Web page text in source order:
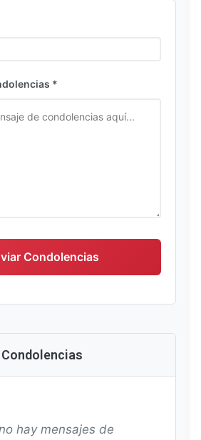
*
Condolencias
hay mensajes de